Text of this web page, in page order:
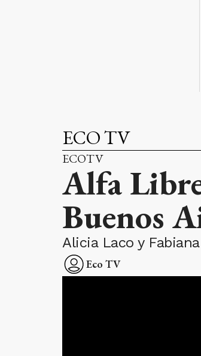
ECO TV
ECOTV
Alfa
Buenos
Alicia Laco y
Eco TV